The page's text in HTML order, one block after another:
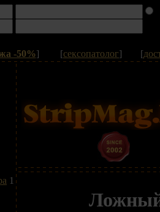
-50%] [сексопатолог] [
1